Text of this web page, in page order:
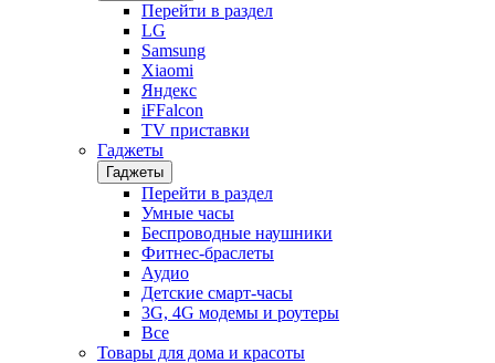
Перейти в раздел
LG
Samsung
Xiaomi
Яндекс
iFFalcon
TV приставки
Гаджеты
Гаджеты
Перейти в раздел
Умные часы
Беспроводные наушники
Фитнес-браслеты
Аудио
Детские смарт-часы
3G, 4G модемы и роутеры
Все
Товары для дома и красоты